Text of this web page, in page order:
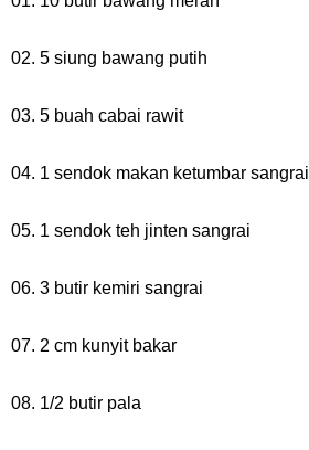
02. 5 siung bawang putih
03. 5 buah cabai rawit
04. 1 sendok makan ketumbar sangrai
05. 1 sendok teh jinten sangrai
06. 3 butir kemiri sangrai
07. 2 cm kunyit bakar
08. 1/2 butir pala